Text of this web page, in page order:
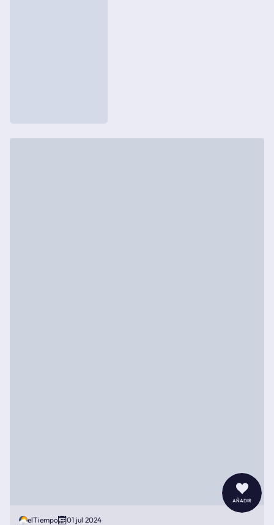
añadir
elTiempo 01 jul 2024